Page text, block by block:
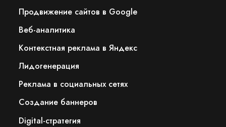
Продвижение сайтов в Google
Веб-аналитика
Контекстная реклама в Яндекс
Лидогенерация
Реклама в социальных сетях
Создание баннеров
Digital-стратегия